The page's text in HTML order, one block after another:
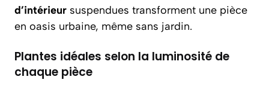
d’intérieur suspendues transforment une pièce
en oasis urbaine, même sans jardin.
Plantes idéales selon la luminosité de
chaque pièce